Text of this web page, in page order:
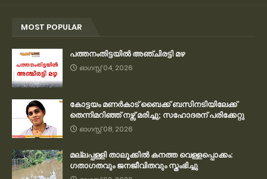
MOST POPULAR
പത്തനംതിട്ടയിൽ അഞ്ചിരട്ടി മഴ
ഓഗസ്റ്റ് 04, 2026
കോട്ടയം മണർകാട് ബൈക്ക് ബസിനടിയിലേക്ക്
തെന്നിമറിഞ്ഞ് നഴ്സ് മരിച്ചു; സഹോദരന് പരിക്കേറ്റു
ഓഗസ്റ്റ് 08, 2026
മല്ലപ്പള്ളി താലൂക്കിൽ കനത്ത വെള്ളപ്പൊക്കം:
ഗതാഗതവും ജനജീവിതവും സ്തംഭിച്ചു